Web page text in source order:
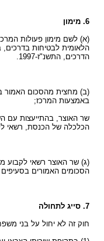
6. מימון
הלאומית לבטיחות
הדרכים, התשנ"ז-1997.
(ב) מחצית מהסכום האמור
באמצעות המרכז;
שר האוצר, בהתייעצות עם
הכלכלה של הכנסת, רשאי
(ג) שר האוצר רשאי לקבוע
הסכומים האמורים
7. סייג לתחולה
חוק זה לא יחול על בני